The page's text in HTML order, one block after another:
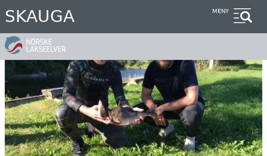
Hopp
til
hovedinnhold
SKAUGA MENY